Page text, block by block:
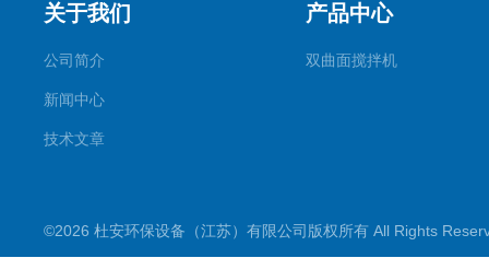
关于我们
公司简介
新闻中心
技术文章
产品中心
双曲面搅拌机
©2026 杜安环保设备（江苏）有限公司版权所有 All Rights